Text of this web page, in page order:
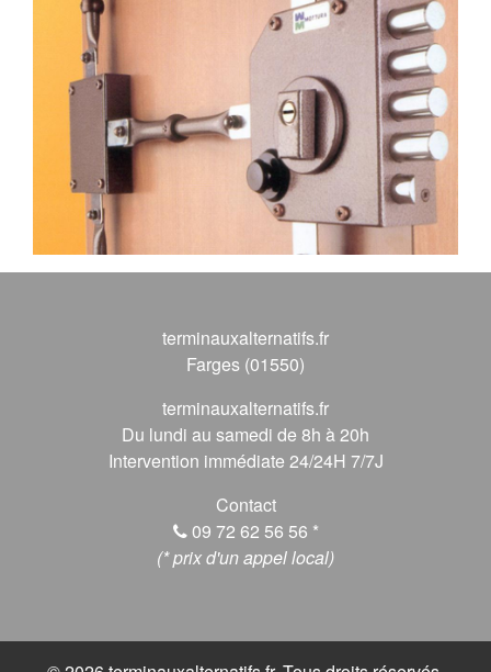
terminauxalternatifs.fr
Farges (01550)
terminauxalternatifs.fr
Du lundi au samedi de 8h à 20h
Intervention immédiate 24/24H 7/7J
Contact
09 72 62 56 56 *
(* prix d'un appel local)